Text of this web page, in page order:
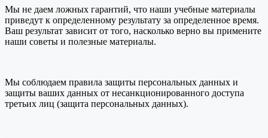
Мы не даем ложных гарантий, что наши учебные материалы
приведут к определенному результату за определенное время.
Ваш результат зависит от того, насколько верно вы примените
наши советы и полезные материалы.
Мы соблюдаем правила защиты персональных данных и
защиты ваших данных от несанкционированного доступа
третьих лиц (защита персональных данных).